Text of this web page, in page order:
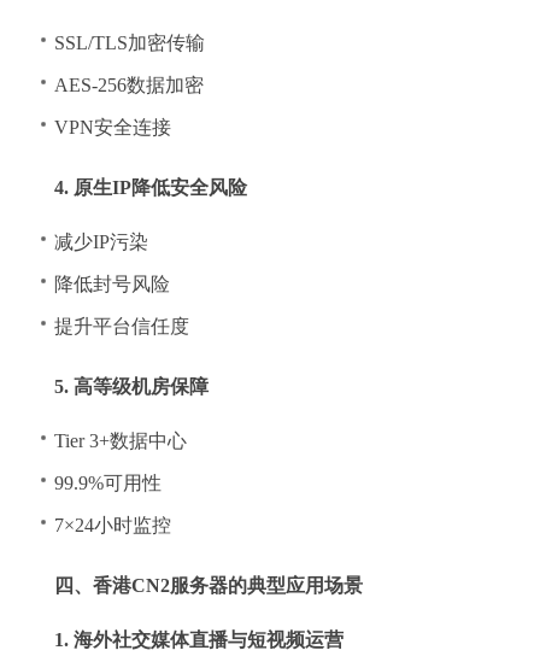
SSL/TLS加密传输
AES-256数据加密
VPN安全连接
4. 原生IP降低安全风险
减少IP污染
降低封号风险
提升平台信任度
5. 高等级机房保障
Tier 3+数据中心
99.9%可用性
7×24小时监控
四、香港CN2服务器的典型应用场景
1. 海外社交媒体直播与短视频运营